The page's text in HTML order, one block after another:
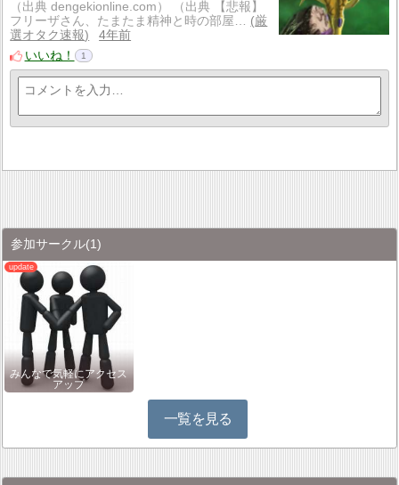
（出典 dengekionline.com） （出典 【悲報】
フリーザさん、たまたま精神と時の部屋…
厳
選オタク速報
4年前
いいね！
1
参加サークル(1)
みんなで気軽にアクセス
アップ
一覧を見る